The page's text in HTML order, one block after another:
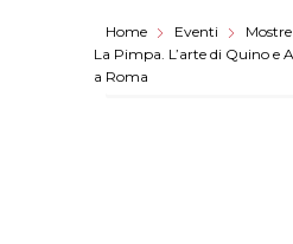
Home Eventi Mostre
La Pimpa. L’arte di Quino e
a Roma